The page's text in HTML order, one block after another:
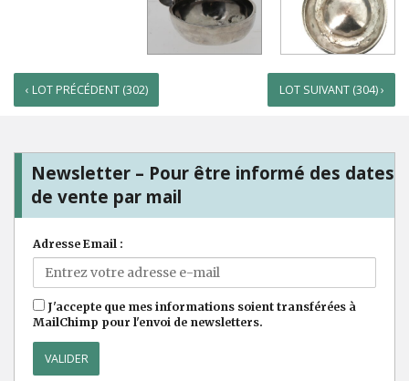
‹ LOT PRÉCÉDENT (302) LOT SUIVANT (304) ›
Newsletter – Pour être informé des dates
de vente par mail
Adresse Email :
J'accepte que mes informations soient transférées à
MailChimp pour l'envoi de newsletters.